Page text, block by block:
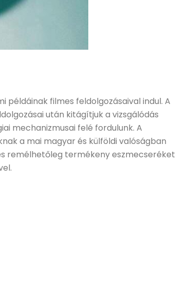
filmes feldolgozásaival indul. A
után kitágítjuk a vizsgálódás
mechanizmusai felé fordulunk. A
a mai magyar és külföldi valóságban
remélhetőleg termékeny eszmecseréket